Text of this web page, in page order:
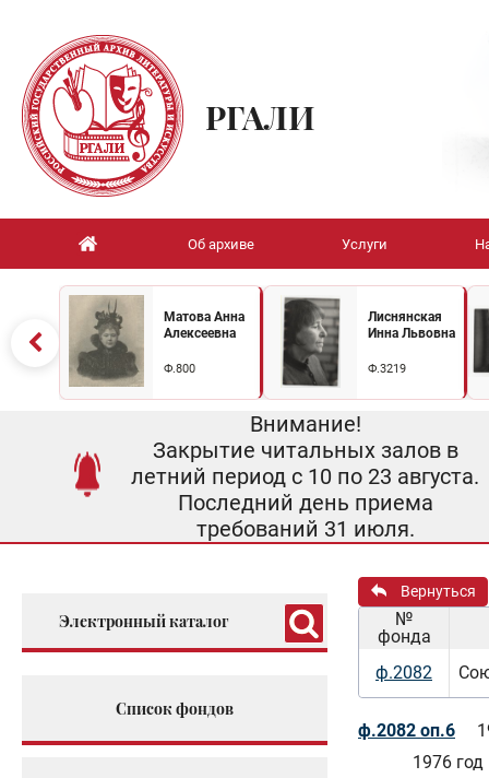
РГАЛИ
Об архиве Услуги
Матова Анна
Алексеевна
Ф.800
Лиснянская
Инна Львовна
Ф.3219
Внимание!
Закрытие читальных залов в
летний период с 10 по 23 августа.
Последний день приема
требований 31 июля.
Электронный каталог
Список фондов
Вернуться
№
фонда
ф.2082
ф.2082 оп.6
1976 год